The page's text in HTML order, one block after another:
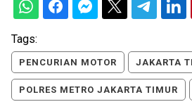
Tags:
PENCURIAN MOTOR JAKARTA
POLRES METRO JAKARTA TIMUR